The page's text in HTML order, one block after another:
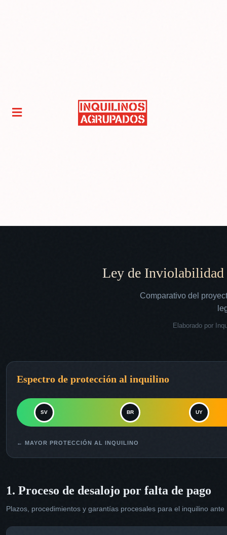
Ley de Inviolabilidad
Comparativo del
Elaborado por
Espectro de protección al inquilino
SV BR UY
← MAYOR PROTECCIÓN AL INQUILINO
1. Proceso de desalojo por falta de pago
Plazos, procedimientos y garantías procesales para el inquilino